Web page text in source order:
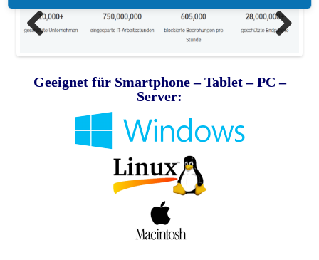
Geeignet für Smartphone – Tablet – PC –
Server: